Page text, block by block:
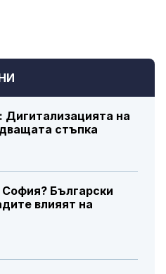
на
стъпка
Български
влияят на